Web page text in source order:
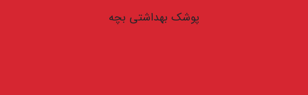
پوشک بهداشتی بچه